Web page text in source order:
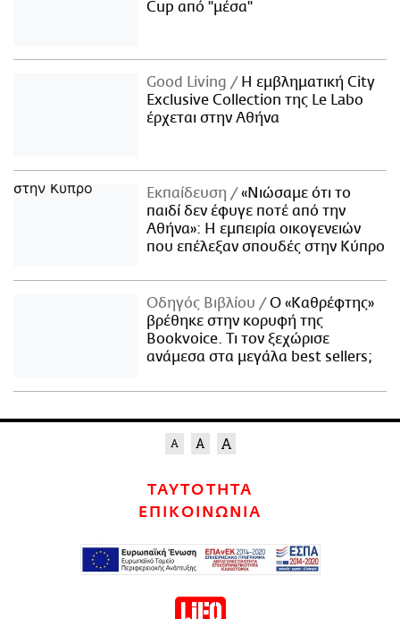
Cup από "μέσα"
Good Living
Η εμβληματική City
Exclusive Collection της Le Labo
έρχεται στην Αθήνα
Εκπαίδευση
«Νιώσαμε ότι το
παιδί δεν έφυγε ποτέ από την
Αθήνα»: Η εμπειρία οικογενειών
που επέλεξαν σπουδές στην Κύπρο
Οδηγός Βιβλίου
Ο «Καθρέφτης»
βρέθηκε στην κορυφή της
Bookvoice. Τι τον ξεχώρισε
ανάμεσα στα μεγάλα best sellers;
ΤΑΥΤΟΤΗΤΑ
ΕΠΙΚΟΙΝΩΝΙΑ